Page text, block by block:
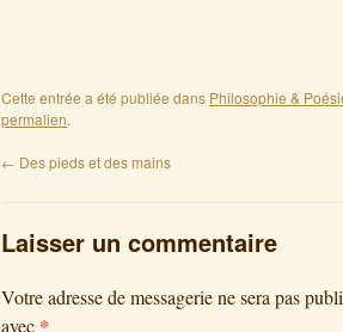
Cette entrée a été publiée dans Philosophie &
permalien.
← Des pieds et des mains
Laisser un commentaire
Votre adresse de messagerie ne sera pas
avec *